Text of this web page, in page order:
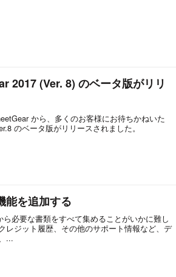
2017 (Ver. 8) のベータ版がリリ
から、多くのお客様にお待ちかねいた
のベータ版がリリースされました。
能を追加する
必要な書類をすべて集めることがいかに難し
レジット履歴、その他のサポート情報など、デ
...